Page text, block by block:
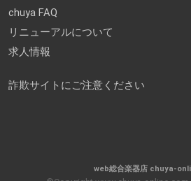
chuya FAQ
リニューアルについて
求人情報
詐欺サイトにご注意ください
web総合楽器店 chuya-